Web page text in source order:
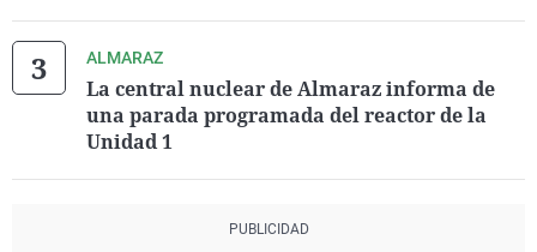
ALMARAZ
La central nuclear de Almaraz informa de
una parada programada del reactor de la
Unidad 1